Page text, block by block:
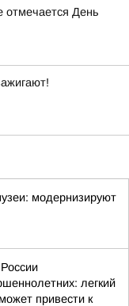
отмечается День
модернизируют
легкий
привести к